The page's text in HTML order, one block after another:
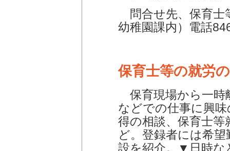
問合せ先、保育士
幼稚園課内）電話
保育士等の就労
保育現場から一時
などでの仕事に興
得の相談、保育士
ど。登録者には希
設を紹介。▼日時